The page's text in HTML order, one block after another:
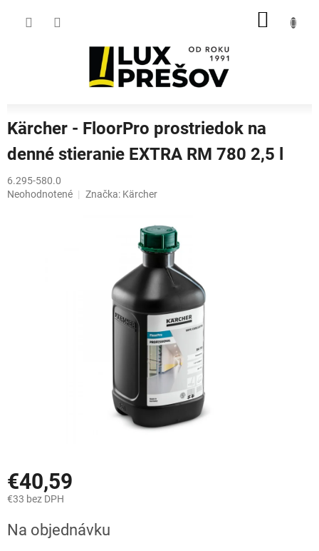
Kärcher - FloorPro prostriedok na
denné stieranie EXTRA RM 780 2,5 l
6.295-580.0
Priemerné
Neohodnotené Značka: Kärcher
€40,59
€33 bez DPH
cena:
Na objednávku